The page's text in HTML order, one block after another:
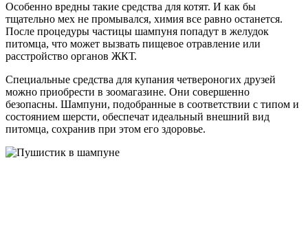
Особенно вредны такие средства для котят. И как бы
тщательно мех не промывался, химия все равно останется.
После процедуры частицы шампуня попадут в желудок
питомца, что может вызвать пищевое отравление или
расстройство органов ЖКТ.
Специальные средства для купания четвероногих друзей
можно приобрести в зоомагазине. Они совершенно
безопасны. Шампуни, подобранные в соответствии с типом и
состоянием шерсти, обеспечат идеальный внешний вид
питомца, сохранив при этом его здоровье.